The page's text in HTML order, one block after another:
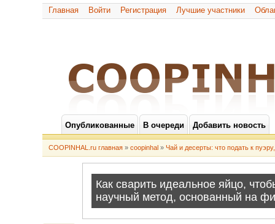
Главная Войти Регистрация Лучшие участники
Опубликованные В очереди Добавить новость
COOPINHAL.ru главная » coopinhal » Чай и десерты: что подать к